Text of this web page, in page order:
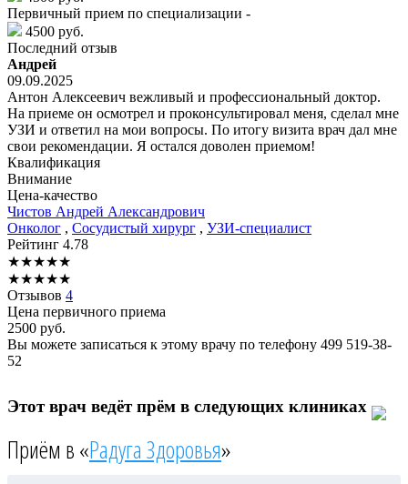
Первичный прием по специализации -
4500 руб.
Последний отзыв
Андрей
09.09.2025
Антон Алексеевич вежливый и профессиональный доктор.
На приеме он осмотрел и проконсультировал меня, сделал мне
УЗИ и ответил на мои вопросы. По итогу визита врач дал мне
свои рекомендации. Я остался доволен приемом!
Квалификация
Внимание
Цена-качество
Чистов Андрей Александрович
Онколог , Сосудистый хирург , УЗИ-специалист
Рейтинг 4.78
★★★★★
★★★★★
Отзывов 4
Цена первичного приема
2500 руб.
Вы можете записаться к этому врачу по телефону 499 519-38-
52
Этот врач ведёт прём в следующих клиниках
Приём в «Радуга Здоровья»